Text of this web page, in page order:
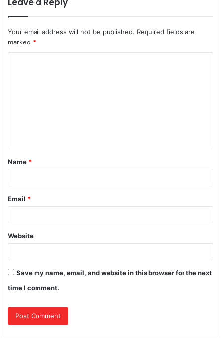
Leave a Reply
Your email address will not be published. Required fields are
marked *
t
*
Name *
Email *
Website
Save my name, email, and website in this browser for the next
time I comment.